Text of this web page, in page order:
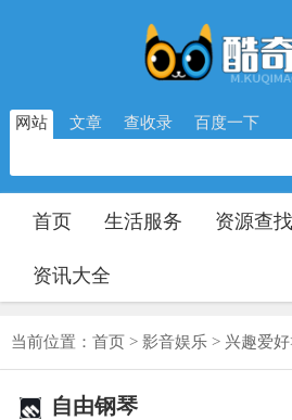
网站 文章 查收录 百度一下
首页 生活服务 资源查找
资讯大全
当前位置： 首页 > 影音娱乐 > 兴趣爱好
自由钢琴